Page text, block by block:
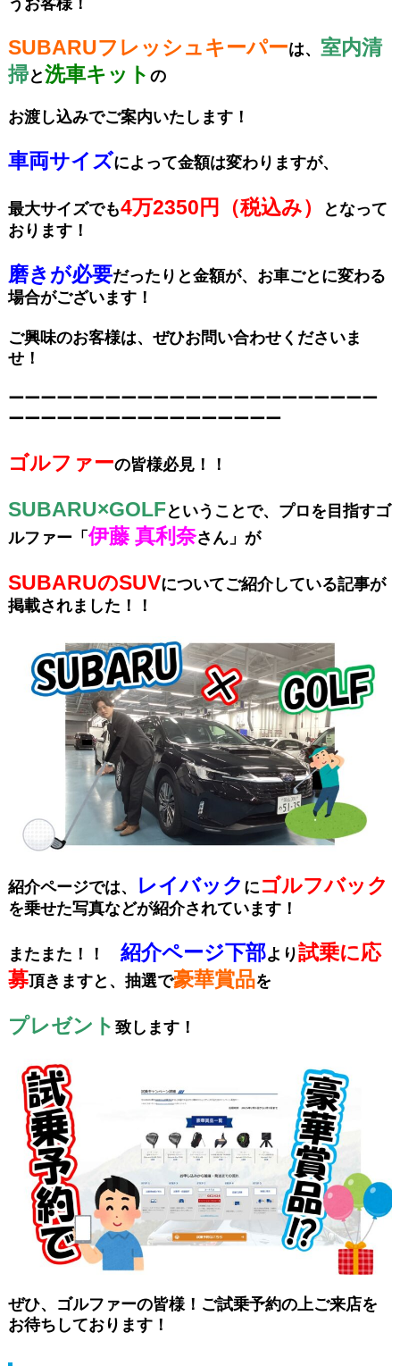
うお客様！
SUBARUフレッシュキーパーは、 室内清
掃と洗車キット の
お渡し込みでご案内いたします！
車両サイズによって金額は変わりますが、
最大サイズでも4万2350円（税込み）
となって
おります！
磨きが必要だったりと金額が、お車ごとに変わる
場合がございます！
ご興味のお客様は、ぜひお問い合わせくださいま
せ！
ーーーーーーーーーーーーーーーーーーーーーーー
ーーーーーーーーーーーーーーーーー
ゴルファーの皆様必見！！
SUBARU×GOLFということで、プロを目指すゴ
ルファー「伊藤 真利奈さん」が
SUBARUのSUVについてご紹介している記事が
掲載されました！！
紹介ページでは、 レイバック に ゴルフバック
を乗せた写真などが紹介されています！
またまた！！ 紹介ページ下部より試乗に応
募頂きますと、抽選で豪華賞品を
プレゼント 致します！
ぜひ、ゴルファーの皆様！ご試乗予約の上ご来店を
お待ちしております！